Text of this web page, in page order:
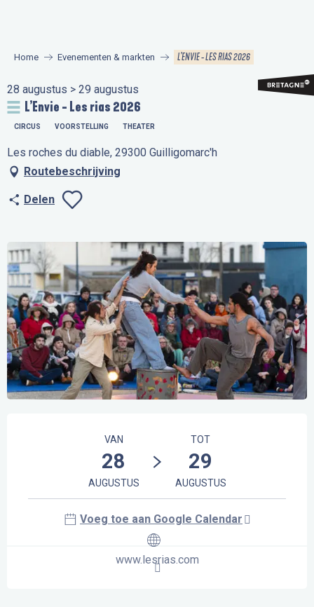
principal
Home Evenementen & markten L’ENVIE - LES RIAS 2026
28 augustus > 29 augustus
L’Envie - Les rias 2026
CIRCUS VOORSTELLING THEATER
Les roches du diable, 29300 Guilligomarc'h
Routebeschrijving
Delen
VAN
28
AUGUSTUS
TOT
29
AUGUSTUS
Voeg toe aan Google Calendar
www.lesrias.com